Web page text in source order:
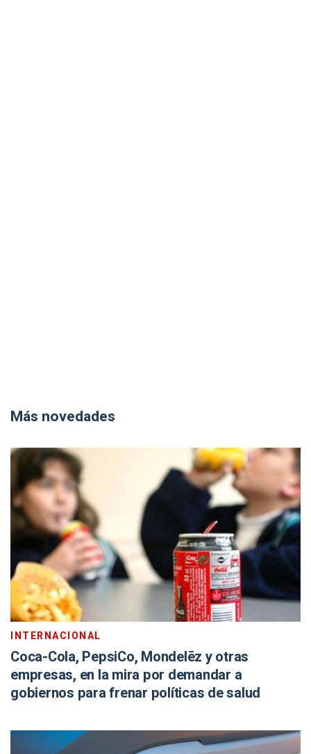
Más novedades
INTERNACIONAL
Coca-Cola, PepsiCo, Mondelēz y otras
empresas, en la mira por demandar a
gobiernos para frenar políticas de salud